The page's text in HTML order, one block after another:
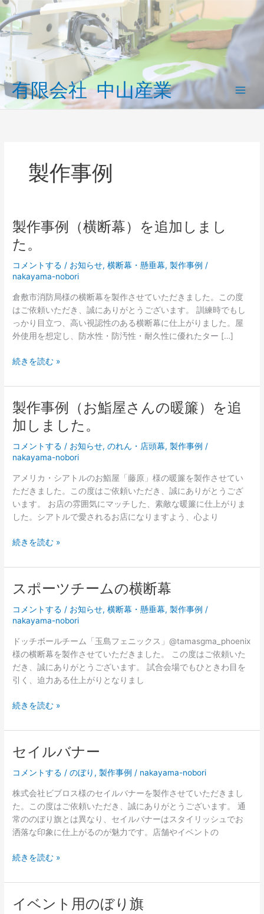
内
容
を
ッ
プ 有限会社 中山産業
製作事例
製作事例（横断幕）を追加しまし
た。
コメントする / お知らせ,横断幕・懸垂幕,製作事例 /
nakayama-nobori
倉敷市消防局様の横断幕を製作させていただきました。この度
はご依頼いただき、誠にありがとうございます。 訓練時でもし
っかり目立つ、高い視認性のある横断幕に仕上がりました。屋
外使用を想定し、防水性・防汚性・耐久性に優れたター […]
製
事
例
（横
断
を
加
し
ま
し
続きを読む »
製作事例（お鮨屋さんの暖簾）を追
加しました。
コメントする / お知らせ,のれん・店頭幕,製作事例 /
nakayama-nobori
アメリカ・シアトルのお鮨屋「藤原」様の暖簾を製作させてい
ただきました。この度はご依頼いただき、誠にありがとうござ
います。 お店の雰囲気にマッチした、素敵な暖簾に仕上がりま
した。シアトルで愛されるお店になりますよう、心より
製
事
（お
鮨
屋
ん
の
暖
簾）
追
ま
た。
続きを読む »
スポーツチームの横断幕
コメントする / お知らせ,横断幕・懸垂幕,製作事例 /
nakayama-nobori
ドッチボールチーム「玉島フェニックス」@tamasgma_phoenix
様の横断幕を製作させていただきました。 この度はご依頼いた
だき、誠にありがとうございます。 試合会場でもひときわ目を
引く、迫力ある仕上がりとなりまし
ス
ー
チ
ー
の
横
断
幕
続きを読む »
セイルバナー
コメントする /のぼり ,製作事例 / nakayama-nobori
株式会社ビブロス様のセイルバナーを製作させていただきまし
た。この度はご依頼いただき、誠にありがとうございます。 通
常ののぼり旗とは異なり、セイルバナーはスタイリッシュでお
洒落な印象に仕上がるのが魅力です。店舗やイベントの
セ
ル
ナ
続きを読む »
イベント用のぼり旗